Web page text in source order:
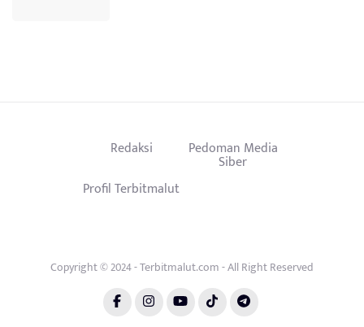
Redaksi Pedoman Media
Siber
Profil Terbitmalut
Copyright © 2024 - Terbitmalut.com - All Right Reserved